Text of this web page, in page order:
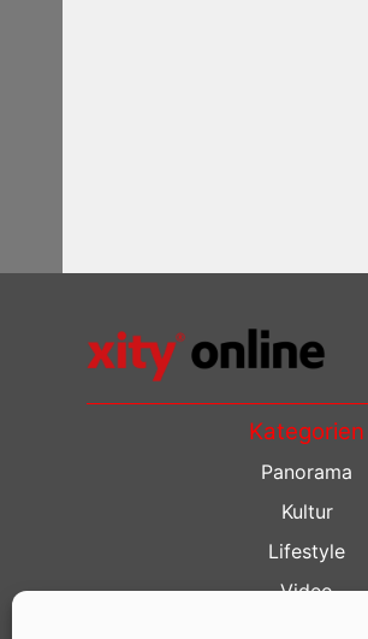
Kategorien
Panorama
Kultur
Lifestyle
Video